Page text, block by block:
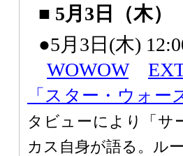
■ 5月3日（木）
●5月3日(木)
WOWOW
「スター・ウォー
タビューにより「サ
カス自身が語る。ル